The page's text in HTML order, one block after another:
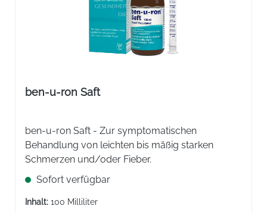
ben-u-ron Saft
ben-u-ron Saft - Zur symptomatischen
Behandlung von leichten bis mäßig starken
Schmerzen und/oder Fieber.
Sofort verfügbar
Inhalt: 100 Milliliter